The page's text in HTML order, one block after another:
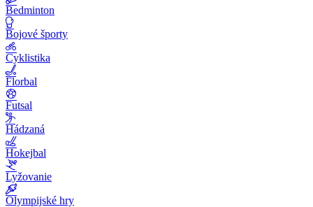
Bedminton
Bojové športy
Cyklistika
Florbal
Futsal
Hádzaná
Hokejbal
Lyžovanie
Olympijské hry